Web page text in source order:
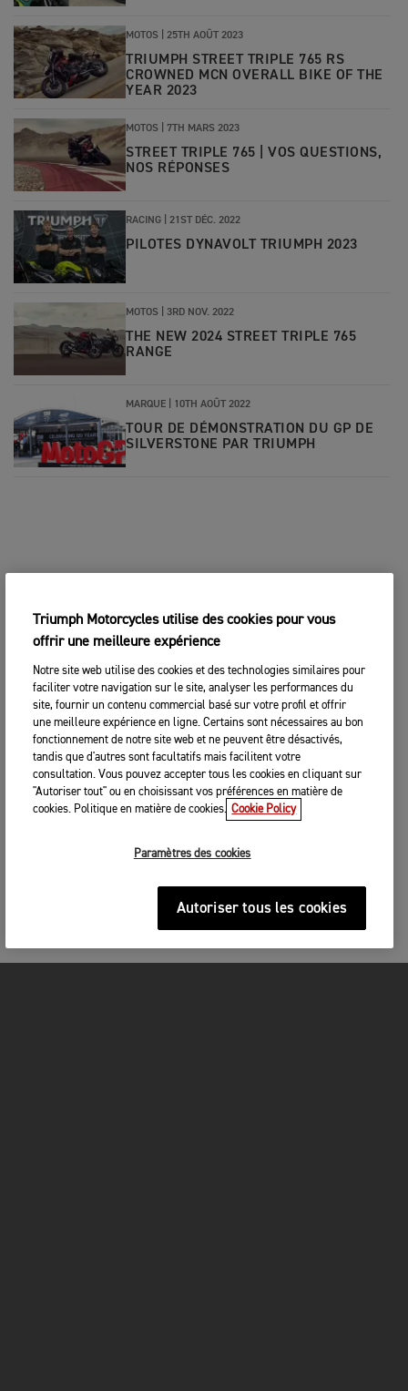
MOTOS 25TH AOÛT 2023
TRIUMPH STREET TRIPLE 765 RS
CROWNED MCN OVERALL BIKE OF THE
YEAR 2023
MOTOS 7TH MARS 2023
STREET TRIPLE 765 | VOS QUESTIONS,
NOS RÉPONSES
RACING 21ST DÉC. 2022
PILOTES DYNAVOLT TRIUMPH 2023
MOTOS 3RD NOV. 2022
THE NEW 2024 STREET TRIPLE 765
RANGE
MARQUE 10TH AOÛT 2022
TOUR DE DÉMONSTRATION DU GP DE
SILVERSTONE PAR TRIUMPH
Triumph Motorcycles utilise des cookies pour vous
offrir une meilleure expérience
Notre site web utilise des cookies et des technologies similaires pour
faciliter votre navigation sur le site, analyser les performances du
site, fournir un contenu commercial basé sur votre profil et offrir
une meilleure expérience en ligne. Certains sont nécessaires au bon
fonctionnement de notre site web et ne peuvent être désactivés,
tandis que d'autres sont facultatifs mais facilitent votre
consultation. Vous pouvez accepter tous les cookies en cliquant sur
"Autoriser tout" ou en choisissant vos préférences en matière de
cookies. Politique en matière de cookies. Cookie Policy
Paramètres des cookies
Autoriser tous les cookies